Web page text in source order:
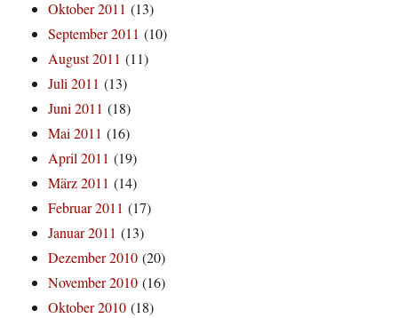
Oktober 2011 (13)
September 2011 (10)
August 2011 (11)
Juli 2011 (13)
Juni 2011 (18)
Mai 2011 (16)
April 2011 (19)
März 2011 (14)
Februar 2011 (17)
Januar 2011 (13)
Dezember 2010 (20)
November 2010 (16)
Oktober 2010 (18)